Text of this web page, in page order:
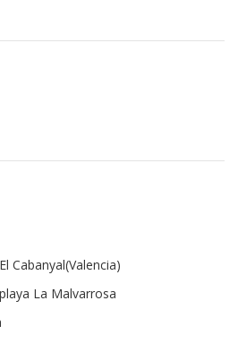
Cabanyal(Valencia)
La Malvarrosa